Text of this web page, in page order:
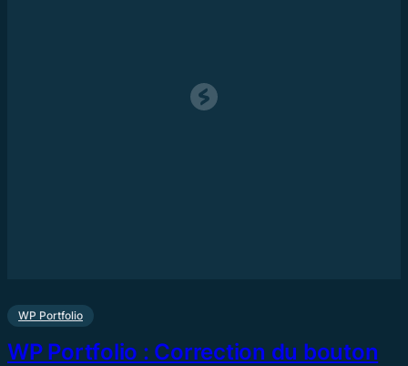
WP Portfolio
WP Portfolio : Correction du bouton